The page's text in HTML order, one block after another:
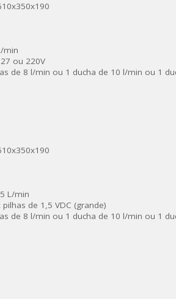
min
ou 220V
de 8 l/min ou 1 ducha de 10 l/min ou 1
L/min
pilhas de 1,5 VDC (grande)
de 8 l/min ou 1 ducha de 10 l/min ou 1